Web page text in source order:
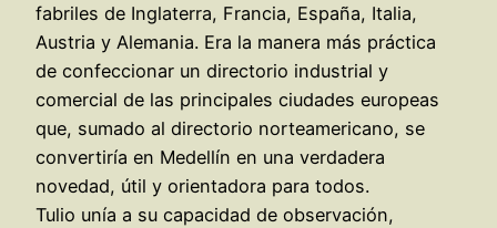
fabriles de Inglaterra, Francia, España, Italia,
Austria y Alemania. Era la manera más práctica
de confeccionar un directorio industrial y
comercial de las principales ciudades europeas
que, sumado al directorio norteamericano, se
convertiría en Medellín en una verdadera
novedad, útil y orientadora para todos.
Tulio unía a su capacidad de observación,